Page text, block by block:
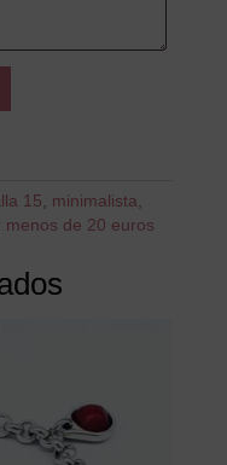
15, minimalista,
menos de 20 euros